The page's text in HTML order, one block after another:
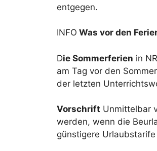
entgegen.
INFO Was vor den
Die Sommerferien in
am Tag vor den
der letzten
Vorschrift Unmittelbar
werden, wenn die
günstigere